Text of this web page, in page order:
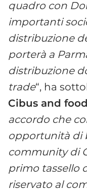
quadro con
importanti
distribuzione
porterà a
distribuzione
trade“, ha
Cibus and
accordo che
opportunità di
community di
primo tassello
riservato al